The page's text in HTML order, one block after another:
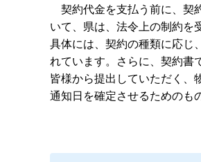
契約代金を支払う前に、契
いて、県は、法令上の制約を
具体には、契約の種類に応じ
れています。さらに、契約書
皆様から提出していただく、
通知日を確定させるためのも